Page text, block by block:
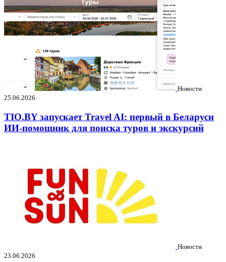
Новости
25.06.2026
TIO.BY запускает Travel AI: первый в Беларуси
ИИ-помощник для поиска туров и экскурсий
Новости
23.06.2026